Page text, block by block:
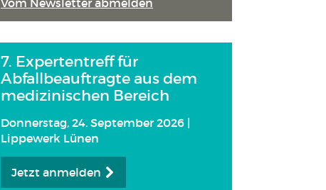
Vom Newsletter abmelden
7. Expertentreff für
Abfallbeauftragte aus dem
medizinischen Bereich
Donnerstag, 24. September 2026 |
Lippewerk Lünen
Jetzt anmelden